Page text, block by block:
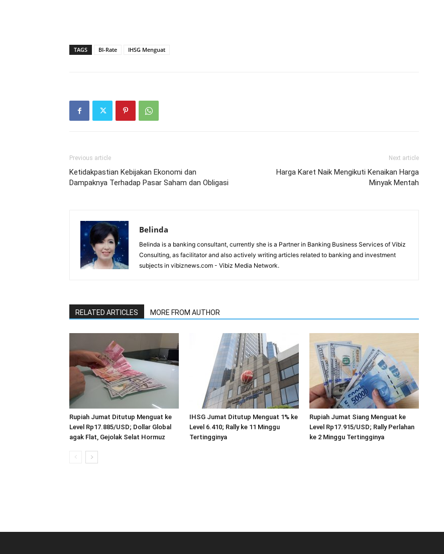
TAGS BI-Rate IHSG Menguat
Previous article
Ketidakpastian Kebijakan Ekonomi dan
Dampaknya Terhadap Pasar Saham dan Obligasi
Next article
Harga Karet Naik Mengikuti Kenaikan Harga
Minyak Mentah
Belinda
Belinda is a banking consultant, currently she is a Partner in Banking Business Services of Vibiz
Consulting, as facilitator and also actively writing articles related to banking and investment
subjects in vibiznews.com - Vibiz Media Network.
RELATED ARTICLES MORE FROM AUTHOR
Rupiah Jumat Ditutup Menguat ke
Level Rp17.885/USD; Dollar Global
agak Flat, Gejolak Selat Hormuz
IHSG Jumat Ditutup Menguat 1% ke
Level 6.410; Rally ke 11 Minggu
Tertingginya
Rupiah Jumat Siang Menguat ke
Level Rp17.915/USD; Rally Perlahan
ke 2 Minggu Tertingginya